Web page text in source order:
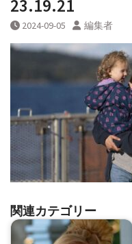
23.19.21
2024-09-05 編集者
関連カテゴリー